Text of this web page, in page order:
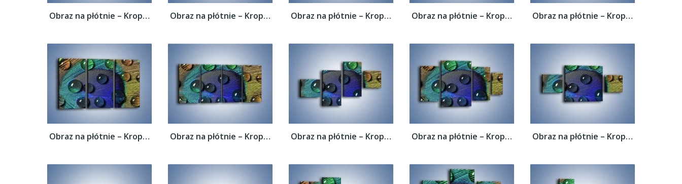
Obraz na płótnie – Kropelki na pawim oku –... Obraz na płótnie – Kropelki na pawim oku –... Obraz na płótnie – Kropelki na pawim oku –... Obraz na płótnie – Kropelki na pawim oku –... Obraz na płótnie – Kropelki na pawim oku –...
Obraz na płótnie – Kropelki na pawim oku –... Obraz na płótnie – Kropelki na pawim oku –... Obraz na płótnie – Kropelki na pawim oku –... Obraz na płótnie – Kropelki na pawim oku –... Obraz na płótnie – Kropelki na pawim oku –...